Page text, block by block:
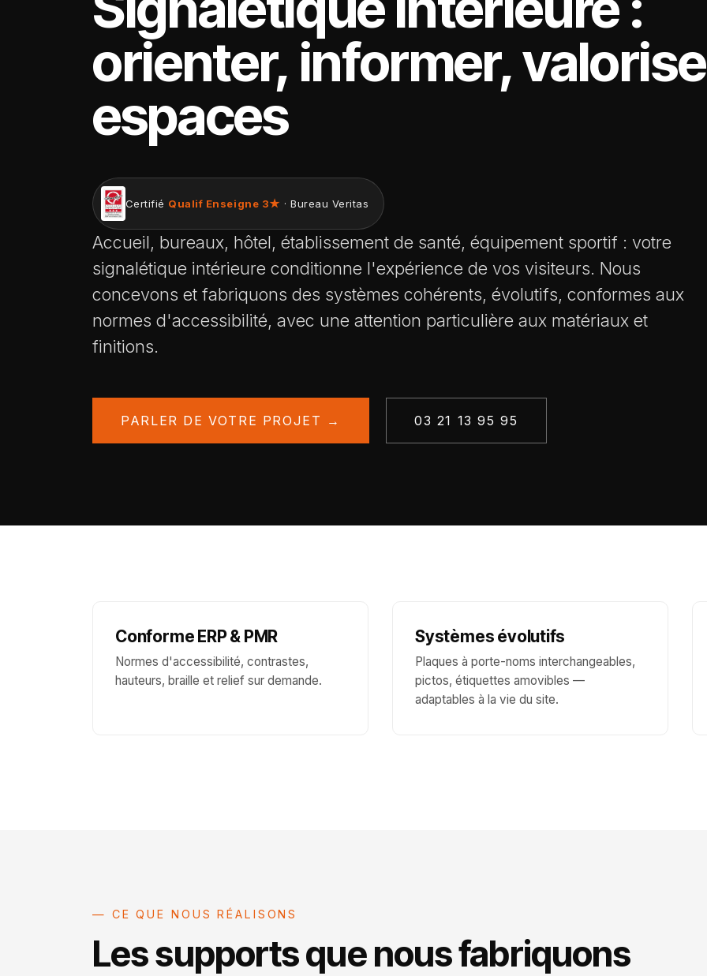
orienter, informer,
espaces
Certifié Qualif Enseigne 3★ · Bureau Veritas
Accueil, bureaux, hôtel, établissement de santé, équipement sportif : votre
signalétique intérieure conditionne l'expérience de vos visiteurs. Nous
concevons et fabriquons des systèmes cohérents, évolutifs, conformes aux
normes d'accessibilité, avec une attention particulière aux matériaux et
finitions.
PARLER DE VOTRE PROJET → 03 21 13 95 95
Conforme ERP & PMR
Normes d'accessibilité, contrastes,
hauteurs, braille et relief sur demande.
Systèmes évolutifs
Plaques à porte-noms interchangeables,
pictos, étiquettes amovibles —
adaptables à la vie du site.
— CE QUE NOUS RÉALISONS
Les supports que nous fabriquons